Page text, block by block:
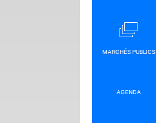
MARCHÉS PUBLICS
AGENDA